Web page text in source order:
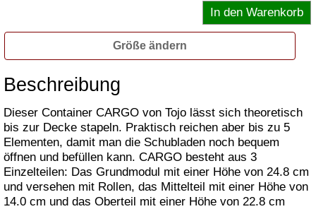
Größe ändern
Beschreibung
Dieser Container CARGO von Tojo lässt sich theoretisch
bis zur Decke stapeln. Praktisch reichen aber bis zu 5
Elementen, damit man die Schubladen noch bequem
öffnen und befüllen kann. CARGO besteht aus 3
Einzelteilen: Das Grundmodul mit einer Höhe von 24.8 cm
und versehen mit Rollen, das Mittelteil mit einer Höhe von
14.0 cm und das Oberteil mit einer Höhe von 22.8 cm